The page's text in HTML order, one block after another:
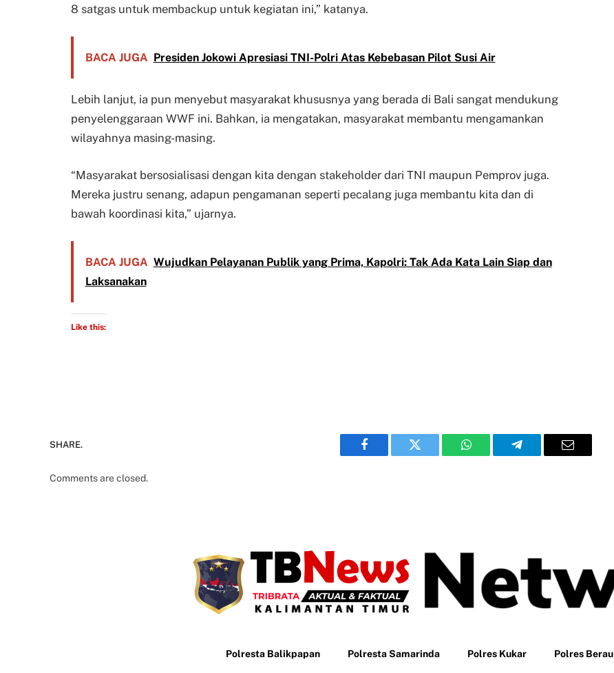
8 satgas untuk membackup untuk kegiatan ini,” katanya.
BACA JUGA Presiden Jokowi Apresiasi TNI-Polri Atas Kebebasan Pilot Susi Air
Lebih lanjut, ia pun menyebut masyarakat khususnya yang berada di Bali sangat mendukung
penyelenggaraan WWF ini. Bahkan, ia mengatakan, masyarakat membantu mengamankan
wilayahnya masing-masing.
“Masyarakat bersosialisasi dengan kita dengan stakeholder dari TNI maupun Pemprov juga.
Mereka justru senang, adapun pengamanan seperti pecalang juga membantu kita dan di
bawah koordinasi kita,” ujarnya.
BACA JUGA Wujudkan Pelayanan Publik yang Prima, Kapolri: Tak Ada Kata Lain Siap dan
Laksanakan
Like this:
SHARE.
Facebook Twitter WhatsAppTelegram Email
Comments are closed.
Polresta Balikpapan Polresta Samarinda Polres Kukar Polres Berau